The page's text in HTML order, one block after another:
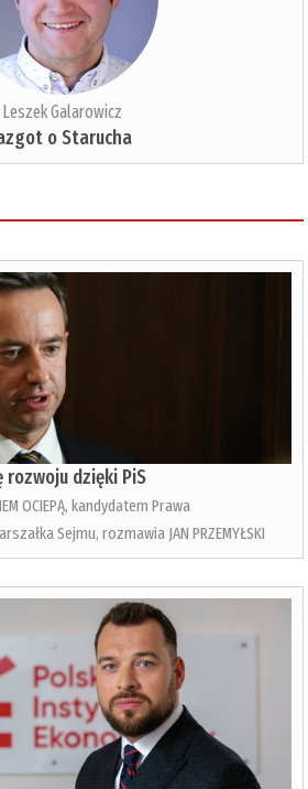
Leszek Galarowicz
o Starucha
dzięki PiS
OCIEPĄ, kandydatem Prawa
Sejmu, rozmawia JAN PRZEMYŁSKI